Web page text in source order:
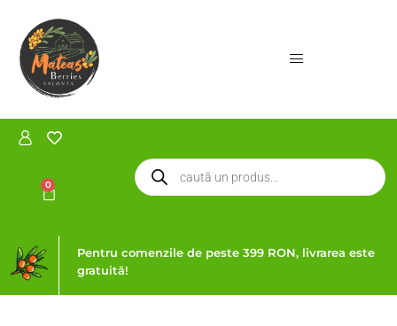
Pentru comenzile de peste 399 RON, livrarea este
gratuită!
0